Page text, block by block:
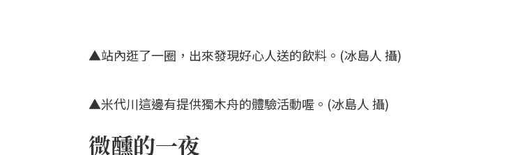
▲站內逛了一圈，出來發現好心人送的飲料。(冰島人 攝)
▲米代川這邊有提供獨木舟的體驗活動喔。(冰島人 攝)
微醺的一夜